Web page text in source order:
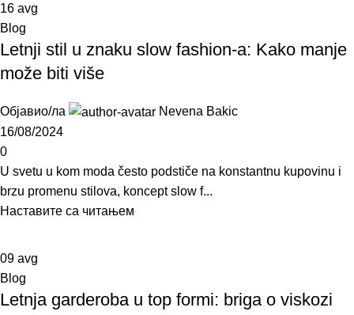
16 avg
Blog
Letnji stil u znaku slow fashion-a: Kako manje
može biti više
Објавио/ла
Nevena Bakic
16/08/2024
0
U svetu u kom moda često podstiče na konstantnu kupovinu i
brzu promenu stilova, koncept slow f...
Наставите са читањем
09 avg
Blog
Letnja garderoba u top formi: briga o viskozi